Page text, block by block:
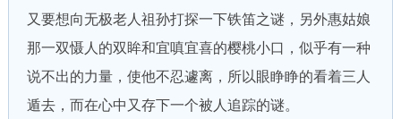
又要想向无极老人祖孙打探一下铁笛之谜，另外惠姑娘
那一双慑人的双眸和宜嗔宜喜的樱桃小口，似乎有一种
说不出的力量，使他不忍遽离，所以眼睁睁的看着三人
遁去，而在心中又存下一个被人追踪的谜。